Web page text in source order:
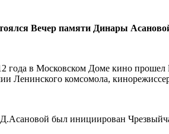
Вечер памяти Динары
года в Московском Доме кино
Ленинского комсомола,
был инициирован